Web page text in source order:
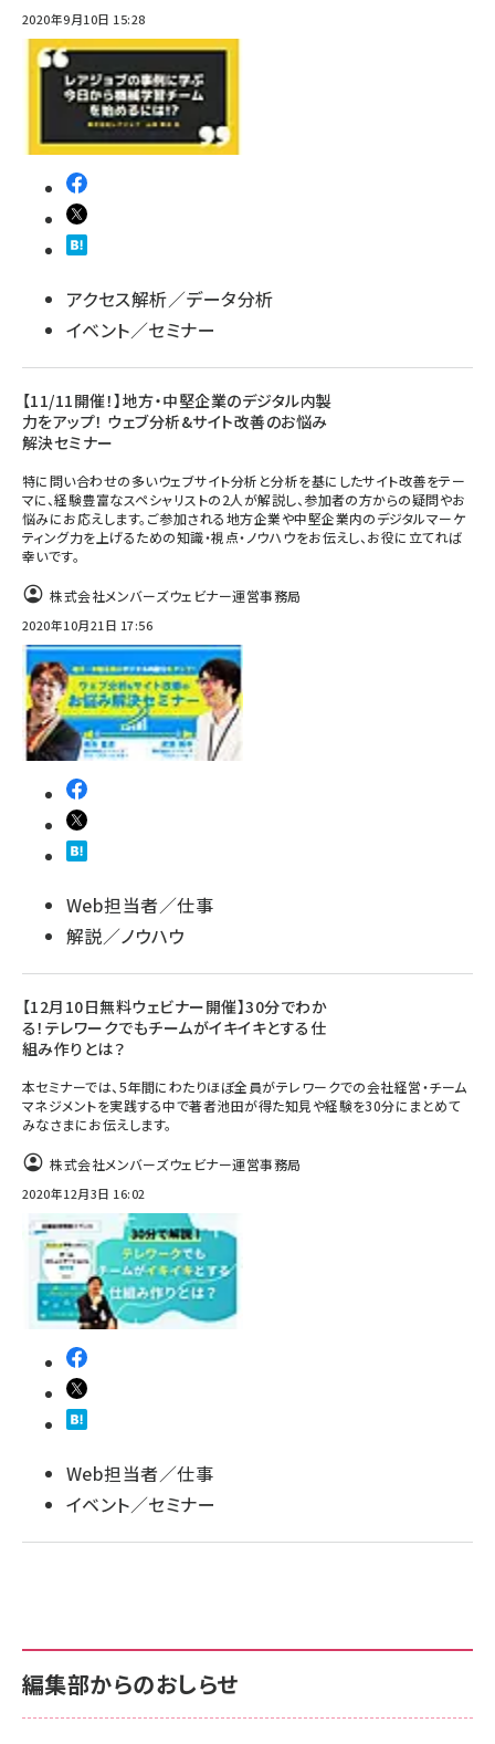
2020年9月10日 15:28
アクセス解析／データ分析
イベント／セミナー
【11/11開催！】地方・中堅企業のデジタル内製
力をアップ！ ウェブ分析&サイト改善のお悩み
解決セミナー
特に問い合わせの多いウェブサイト分析と分析を基にしたサイト改善をテー
マに、経験豊富なスペシャリストの2人が解説し、参加者の方からの疑問やお
悩みにお応えします。ご参加される地方企業や中堅企業内のデジタルマーケ
ティング力を上げるための知識・視点・ノウハウをお伝えし、お役に立てれば
幸いです。
株式会社メンバーズウェビナー運営事務局
2020年10月21日 17:56
Web担当者／仕事
解説／ノウハウ
【12月10日無料ウェビナー開催】30分でわか
る！テレワークでもチームがイキイキとする仕
組み作りとは？
本セミナーでは、5年間にわたりほぼ全員がテレワークでの会社経営・チーム
マネジメントを実践する中で著者池田が得た知見や経験を30分にまとめて
みなさまにお伝えします。
株式会社メンバーズウェビナー運営事務局
2020年12月3日 16:02
Web担当者／仕事
イベント／セミナー
編集部からのおしらせ